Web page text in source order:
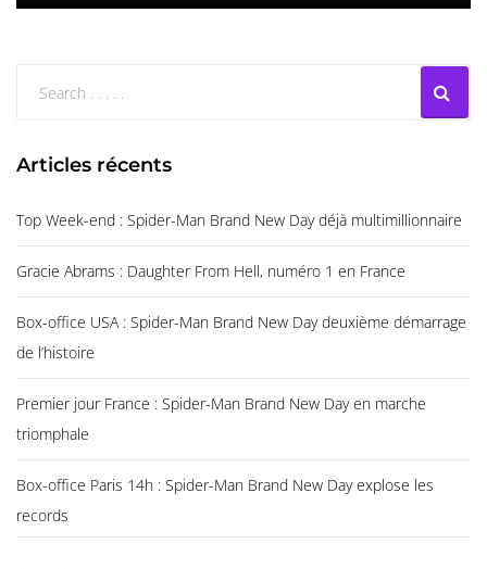
Articles récents
Top Week-end : Spider-Man Brand New Day déjà multimillionnaire
Gracie Abrams : Daughter From Hell, numéro 1 en France
Box-office USA : Spider-Man Brand New Day deuxième démarrage
de l’histoire
Premier jour France : Spider-Man Brand New Day en marche
triomphale
Box-office Paris 14h : Spider-Man Brand New Day explose les
records